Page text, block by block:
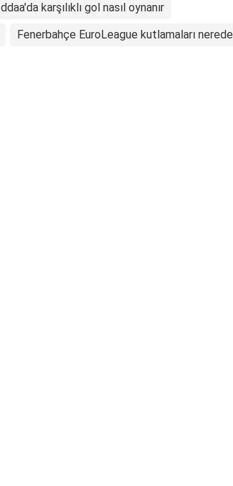
İddaa'da karşılıklı gol nasıl oynanır
Fenerbahçe EuroLeague kutlamaları nerede